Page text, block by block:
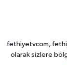
fethiyetvcom,
olarak sizlere